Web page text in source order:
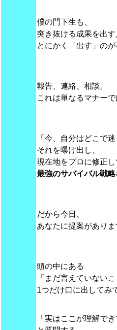
僕の門下生も、
突き抜ける成果を出す
とにかく「出す」のが
報告、連絡、相談。
これは単なるマナーで
「今、自分はどこで
それを曝け出し、
現在地をプロに修正し
最強のサバイバル戦略
だから今日、
あなたに提案がありま
頭の中にある
「まだ言えていないこ
1つだけ口に出してみ
「実はここが理解でき